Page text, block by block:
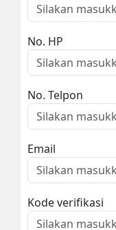
No. HP
No. Telpon
Email
Kode verifikasi